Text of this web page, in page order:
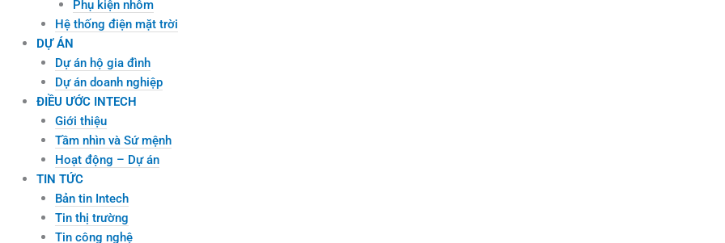
Phụ kiện nhôm
Hệ thống điện mặt trời
DỰ ÁN
Dự án hộ gia đình
Dự án doanh nghiệp
ĐIỀU ƯỚC INTECH
Giới thiệu
Tầm nhìn và Sứ mệnh
Hoạt động – Dự án
TIN TỨC
Bản tin Intech
Tin thị trường
Tin công nghệ